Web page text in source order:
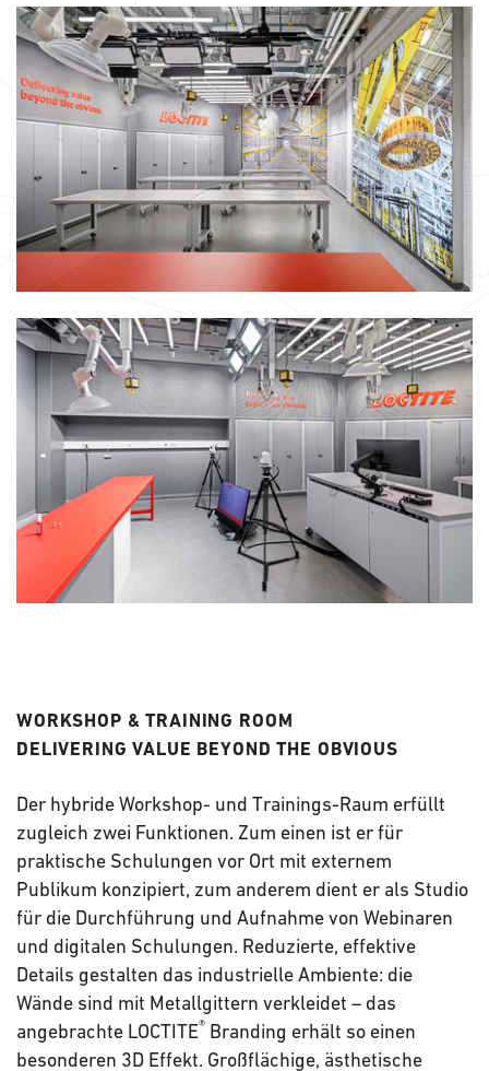
WORKSHOP & TRAINING ROOM
DELIVERING VALUE BEYOND THE OBVIOUS
Der hybride Workshop- und Trainings-Raum erfüllt
zugleich zwei Funktionen. Zum einen ist er für
praktische Schulungen vor Ort mit externem
Publikum konzipiert, zum anderem dient er als Studio
für die Durchführung und Aufnahme von Webinaren
und digitalen Schulungen. Reduzierte, effektive
Details gestalten das industrielle Ambiente: die
Wände sind mit Metallgittern verkleidet – das
angebrachte LOCTITE® Branding erhält so einen
besonderen 3D Effekt. Großflächige, ästhetische